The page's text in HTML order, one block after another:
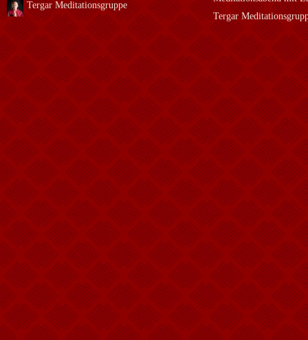
Tergar Meditationsgruppe
Tergar